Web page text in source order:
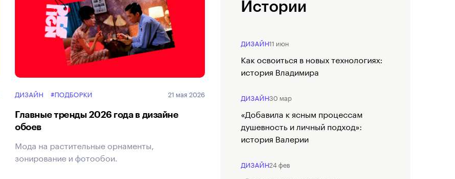
ДИЗАЙН #ПОДБОРКИ 21 мая 2026
Главные тренды 2026 года в дизайне
обоев
Мода на растительные орнаменты,
зонирование и фотообои.
Истории
ДИЗАЙН11 июн
Как освоиться в новых технологиях:
история Владимира
ДИЗАЙН30 мар
«Добавила к ясным процессам
душевность и личный подход»:
история Валерии
ДИЗАЙН24 фев